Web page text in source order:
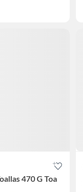
470 G Toa